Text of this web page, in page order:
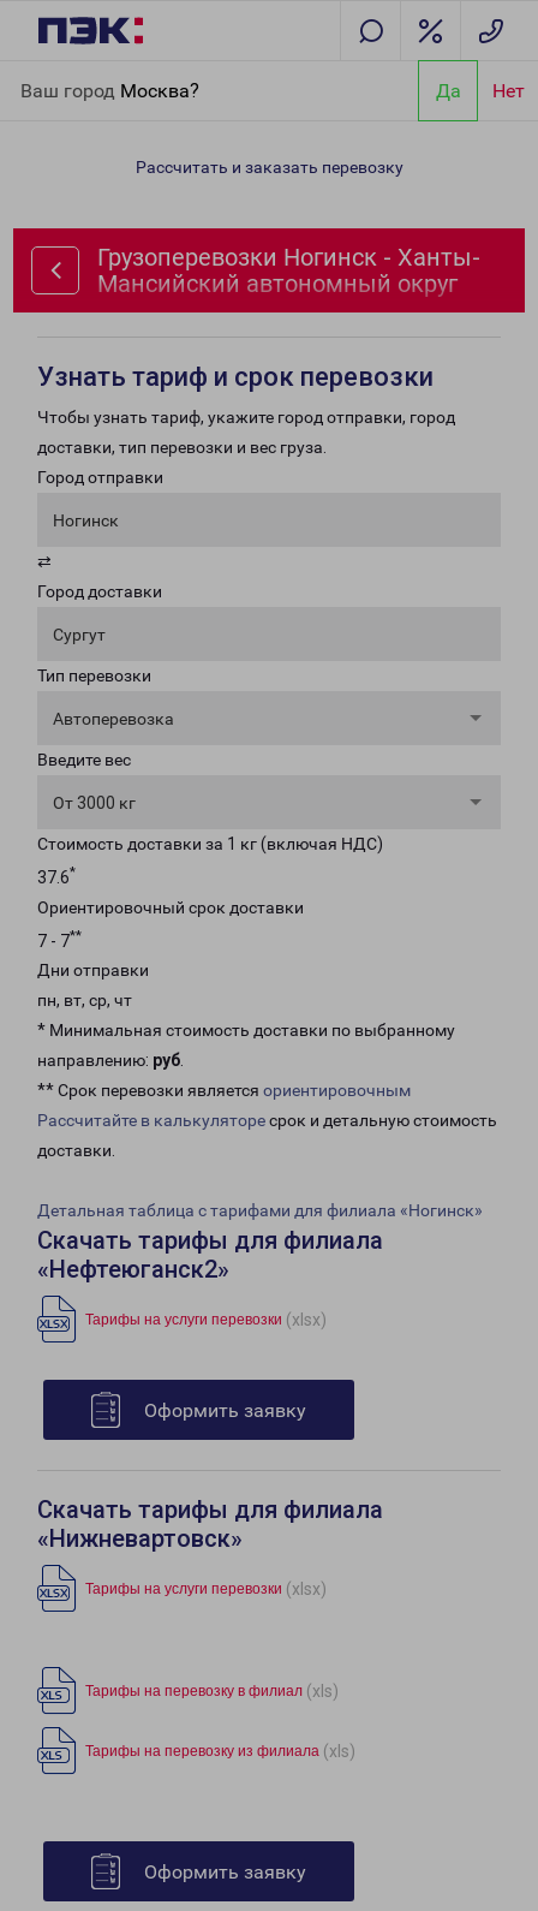
Ваш город Москва? Да Нет
Мансийский автономный округ
Рассчитать и заказать перевозку
Грузоперевозки Ногинск - Ханты-
Мансийский автономный округ
Узнать тариф и срок перевозки
Чтобы узнать тариф, укажите город отправки, город
доставки, тип перевозки и вес груза.
Город отправки
Ногинск
⇄
Город доставки
Сургут
Тип перевозки
Автоперевозка
Введите вес
От 3000 кг
Стоимость доставки за 1 кг (включая НДС)
37.6*
Ориентировочный срок доставки
7 - 7**
Дни отправки
пн, вт, ср, чт
* Минимальная стоимость доставки по выбранному
направлению: руб.
** Срок перевозки является ориентировочным
Рассчитайте в калькуляторесрок и детальную стоимость
доставки.
Детальная таблица с тарифами для филиала «Ногинск»
Скачать тарифы для филиала
«Нефтеюганск2»
Тарифы на услуги перевозки (xlsx)
Оформить заявку
Скачать тарифы для филиала
«Нижневартовск»
Тарифы на услуги перевозки (xlsx)
Тарифы на перевозку в филиал (xls)
Тарифы на перевозку из филиала (xls)
Оформить заявку